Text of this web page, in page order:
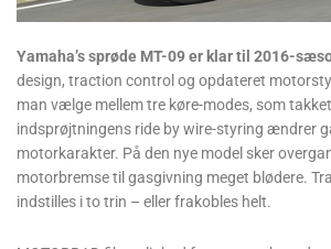
Yamaha’s sprøde MT-09 er klar til 2016-
design, traction control og opdateret
man vælge mellem tre køre-modes, som
indsprøjtningens ride by wire-styring ændrer
motorkarakter. På den nye model sker
motorbremse til gasgivning meget blødere.
indstilles i to trin – eller frakobles helt.